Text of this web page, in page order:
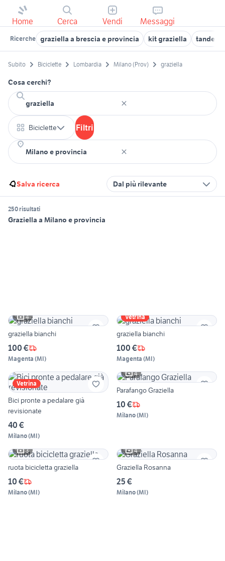
Home Cerca Vendi Messaggi
Ricerche graziella a brescia e provincia kit graziella tandem
Subito Biciclette Lombardia Milano (Prov) graziella
Cosa cerchi?
Biciclette Filtri
Salva ricerca Dal più rilevante
250 risultati
Graziella a Milano e provincia
4
graziella bianchi
100 €
Magenta (MI)
Vetrina
graziella bianchi
100 €
Magenta (MI)
Vetrina
Bici pronte a pedalare già
revisionate
40 €
Milano(MI)
4
Parafango Graziella
10 €
Milano(MI)
3
ruota bicicletta graziella
10 €
Milano(MI)
4
Graziella Rosanna
25 €
Milano(MI)